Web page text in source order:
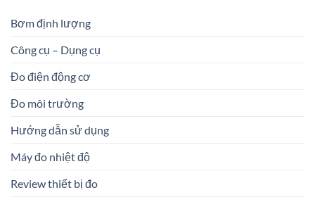
Bơm định lượng
Công cụ – Dụng cụ
Đo điện động cơ
Đo môi trường
Hướng dẫn sử dụng
Máy đo nhiệt độ
Review thiết bị đo